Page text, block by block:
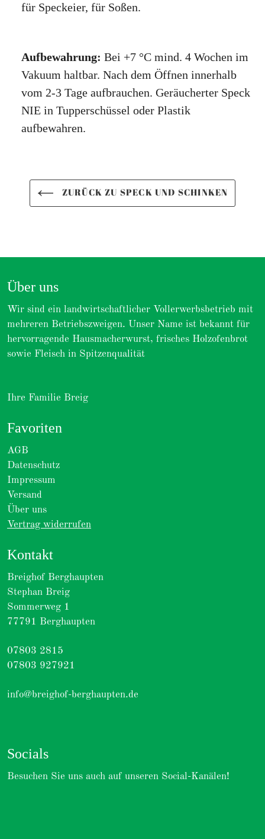
für Speckeier, für Soßen.
Aufbewahrung: Bei +7 °C mind. 4 Wochen im
Vakuum haltbar. Nach dem Öffnen innerhalb
vom 2-3 Tage aufbrauchen. Geräucherter Speck
NIE in Tupperschüssel oder Plastik
aufbewahren.
ZURÜCK ZU SPECK UND SCHINKEN
Über uns
Wir sind ein landwirtschaftlicher Vollerwerbsbetrieb mit
mehreren Betriebszweigen. Unser Name ist bekannt für
hervorragende Hausmacherwurst, frisches Holzofenbrot
sowie Fleisch in Spitzenqualität
Ihre Familie Breig
Favoriten
AGB
Datenschutz
Impressum
Versand
Über uns
Vertrag widerrufen
Kontakt
Breighof Berghaupten
Stephan Breig
Sommerweg 1
77791 Berghaupten
07803 2815
07803 927921
info@breighof-berghaupten.de
Socials
Besuchen Sie uns auch auf unseren Social-Kanälen!